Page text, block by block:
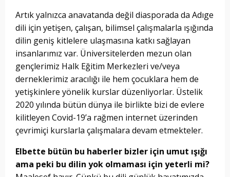
Artık yalnızca anavatanda değil diasporada da Adıge
dili için yetişen, çalışan, bilimsel çalışmalarla ışığında
dilin geniş kitlelere ulaşmasına katkı sağlayan
insanlarımız var. Üniversitelerden mezun olan
gençlerimiz Halk Eğitim Merkezleri ve/veya
derneklerimiz aracılığı ile hem çocuklara hem de
yetişkinlere yönelik kurslar düzenliyorlar. Üstelik
2020 yılında bütün dünya ile birlikte bizi de evlere
kilitleyen Covid-19’a rağmen internet üzerinden
çevrimiçi kurslarla çalışmalara devam etmekteler.
Elbette bütün bu haberler bizler için umut ışığı
ama peki bu dilin yok olmaması için yeterli mi?